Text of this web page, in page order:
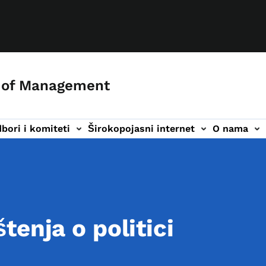
Management
i komiteti Širokopojasni internet O nama
o politici